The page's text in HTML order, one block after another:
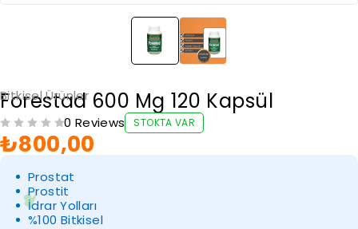
Bitkisel Ürünler
Forestad 600 Mg 120 Kapsül
0 Reviews STOKTA VAR
₺800,00
Prostat
Prostit
İdrar Yolları
%100 Bitkisel